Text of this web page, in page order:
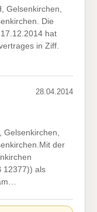
Gelsenkirchen,
Die
hat
in Ziff.
28.04.2014
der
12377)) als